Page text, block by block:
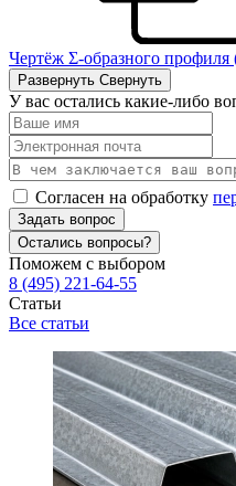
Чертёж Σ-образного профиля
Развернуть Свернуть
У вас остались какие-либо
Согласен на обработку
Задать вопрос
Остались вопросы?
Поможем с выбором
8 (495) 221-64-55
Статьи
Все статьи